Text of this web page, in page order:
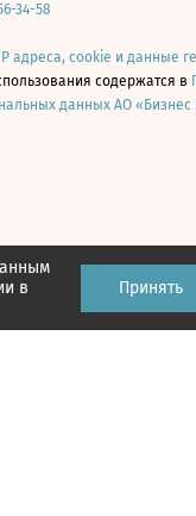
в
Принять
34-58
IP адреса, cookie и данные
содержатся в
данных АО